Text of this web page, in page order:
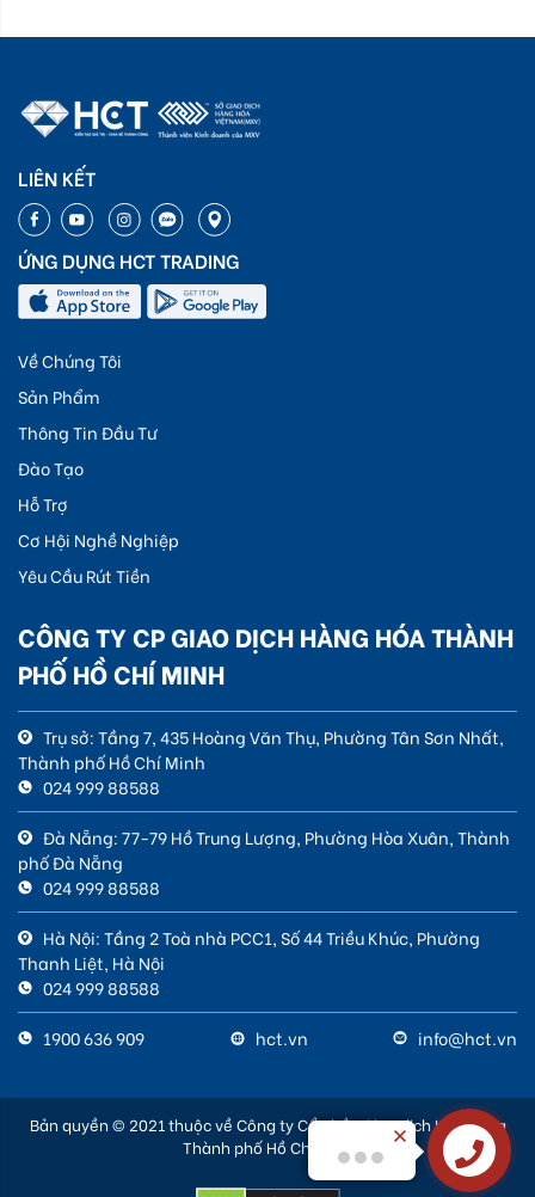
LIÊN KẾT
ỨNG DỤNG HCT TRADING
Về Chúng Tôi
Sản Phẩm
Thông Tin Đầu Tư
Đào Tạo
Hỗ Trợ
Cơ Hội Nghề Nghiệp
Yêu Cầu Rút Tiền
CÔNG TY CP GIAO DỊCH HÀNG HÓA THÀNH
PHỐ HỒ CHÍ MINH
Trụ sở: Tầng 7, 435 Hoàng Văn Thụ, Phường Tân Sơn Nhất,
Thành phố Hồ Chí Minh
024 999 88588
Đà Nẵng: 77-79 Hồ Trung Lượng, Phường Hòa Xuân, Thành
phố Đà Nẵng
024 999 88588
Hà Nội: Tầng 2 Toà nhà PCC1, Số 44 Triều Khúc, Phường
Thanh Liệt, Hà Nội
024 999 88588
1900 636 909
hct.vn info@hct.vn
Bản quyền © 2021 thuộc về Công ty Cổ phần Giao dịch Hàng hóa
Thành phố Hồ Chí MinhXin chào